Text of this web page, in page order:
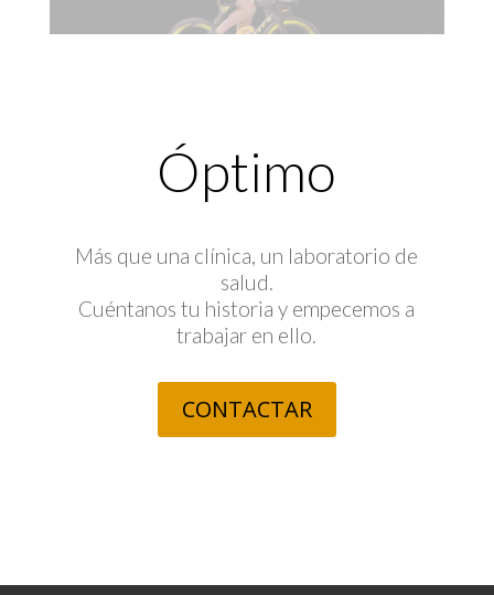
Óptimo
Más que una clínica, un laboratorio de
salud.
Cuéntanos tu historia y empecemos a
trabajar en ello.
CONTACTAR